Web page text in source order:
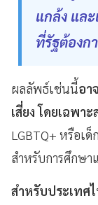
แกล้ง แล
ที่รัฐต้องก
ผลลัพธ์เช่นนี้อา
เสี่ยง โดยเฉพา
LGBTQ+ หรือ
สำหรับการศึกษา
สำหรับประเทศ